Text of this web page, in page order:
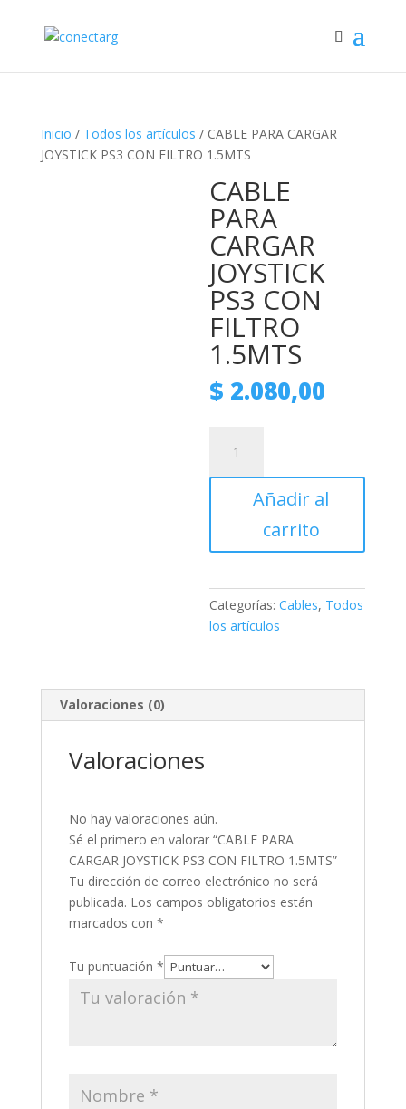
Inicio / Todos los artículos / CABLE PARA CARGAR
JOYSTICK PS3 CON FILTRO 1.5MTS
CABLE
PARA
CARGAR
JOYSTICK
PS3 CON
FILTRO
1.5MTS
$ 2.080,00
PARA
CARGAR
JOYSTICK
cantidad
Añadir al
carrito
Categorías:Cables, Todos
los artículos
Valoraciones (0)
Valoraciones
No hay valoraciones aún.
Sé el primero en valorar “CABLE PARA
CARGAR JOYSTICK PS3 CON FILTRO 1.5MTS”
Tu dirección de correo electrónico no será
publicada. Los campos obligatorios están
marcados con *
Tu puntuación *